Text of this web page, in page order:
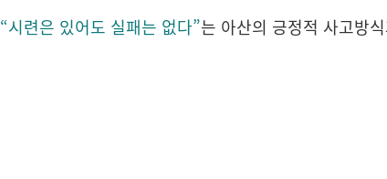
“시련은 있어도 실패는 없다”는 아산의 긍정적 사고방